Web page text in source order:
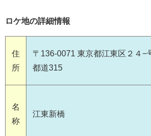
ロケ地の詳細情報
住
所
〒136-0071 東京都江東区２４−
都道315
名
称
江東新橋